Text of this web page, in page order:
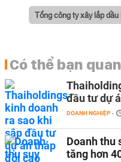
Tổng công ty xây lắp dầu
Có thể bạn
đầu tư dự
DOANH NGHIỆP -
Doanh thu
tăng hơn